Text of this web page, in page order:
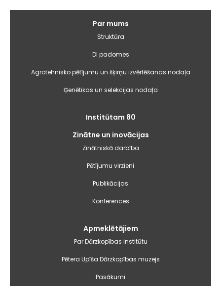
Par mums
Struktūra
DI padomes
Agrotehnisko pētījumu un šķirņu izvērtēšanas nodaļa
Ģenētikas un selekcijas nodaļa
Institūtam 80
Zinātne un inovācijas
Zinātniskā darbība
Pētījumu virzieni
Publikācijas
Konferences
Apmeklētājiem
Par Dārzkopības institūtu
Pētera Upīša Dārzkopības muzejs
Pasākumi